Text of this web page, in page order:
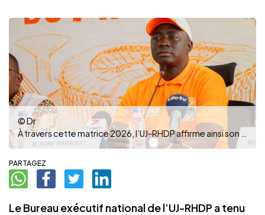
© Dr
PARTAGEZ
Le Bureau exécutif national de l’UJ-RHDP a tenu